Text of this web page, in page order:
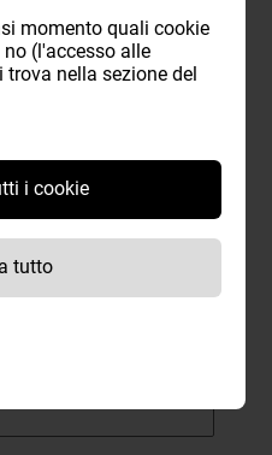
momento quali cookie
(l'accesso alle
nella sezione del
i cookie
tutto